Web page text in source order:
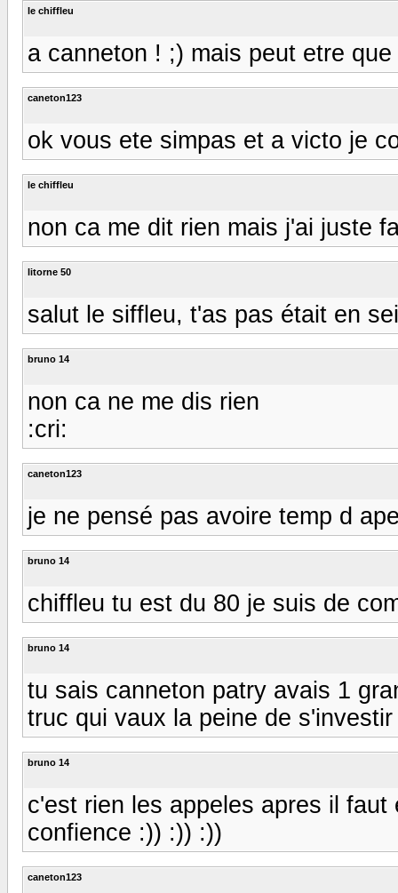
le chiffleu
a canneton ! ;) mais peut etre
caneton123
ok vous ete simpas et a victo je
le chiffleu
non ca me dit rien mais j'ai juste
litorne 50
salut le siffleu, t'as pas était en
bruno 14
non ca ne me dis rien
:cri:
caneton123
je ne pensé pas avoire temp d
bruno 14
chiffleu tu est du 80 je suis de
bruno 14
tu sais canneton patry avais 1
truc qui vaux la peine de s'investir
bruno 14
c'est rien les appeles apres il
confience :)) :)) :))
caneton123